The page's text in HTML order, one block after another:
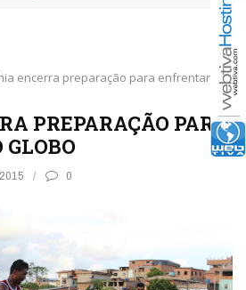
encerra preparação para enfrentar o
PREPARAÇÃO PARA
0